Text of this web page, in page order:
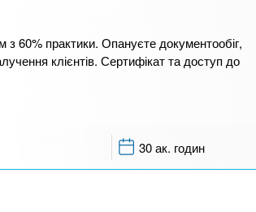
з 60% практики. Опануєте документообіг,
клієнтів. Сертифікат та доступ до
30 ак. годин